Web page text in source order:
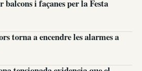
i façanes per la Festa
torna a encendre les alarmes a